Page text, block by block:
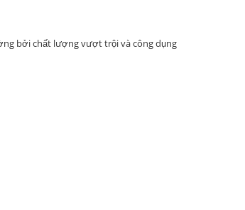
bởi chất lượng vượt trội và công dụng